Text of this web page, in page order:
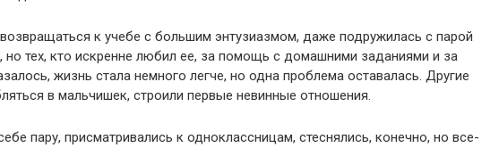
к учебе с большим энтузиазмом, даже подружилась с парой
но тех, кто искренне любил ее, за помощь с домашними заданиями и за
жизнь стала немного легче, но одна проблема оставалась. Другие
в мальчишек, строили первые невинные отношения.
пару, присматривались к одноклассницам, стеснялись, конечно, но все-